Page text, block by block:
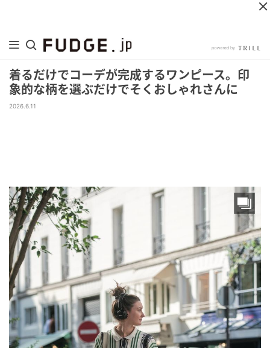
着るだけでコーデが完成するワンピース。印
象的な柄を選ぶだけでそくおしゃれさんに
2026.6.11